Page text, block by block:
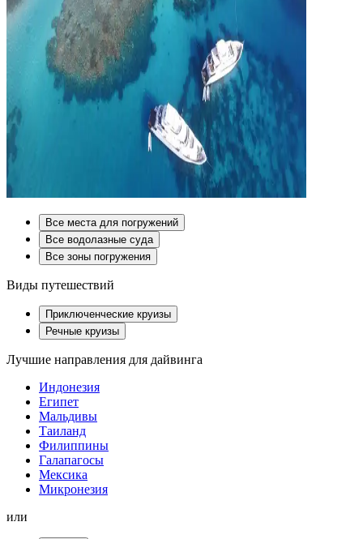
Все места для погружений
Все водолазные суда
Все зоны погружения
Виды путешествий
Приключенческие круизы
Речные круизы
Лучшие направления для дайвинга
Индонезия
Египет
Мальдивы
Таиланд
Филиппины
Галапагосы
Мексика
Микронезия
или